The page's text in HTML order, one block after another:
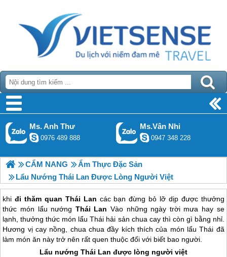
Ms. Anh Thư
0976 489 888
Ms.Vân Nhi
0947 348 228
CẨM NANG
Ẩm Thực Đặc Sản
Lẩu Nướng Thái Lan Được Lòng Người Việt
khiđi thăm quan Thái Lan các bạn đừng bỏ lỡ dịp được thưởng
thức món lẩu nướng Thái Lan Vào những ngày trời mưa hay se
lạnh, thưởng thức món lẩu Thái hải sản chua cay thì còn gì bằng nhỉ.
Hương vị cay nồng, chua chua đầy kích thích của món lẩu Thái đã
làm món ăn này trở nên rất quen thuộc đối với biết bao người.
Lẩu nướng Thái Lan được lòng người việt